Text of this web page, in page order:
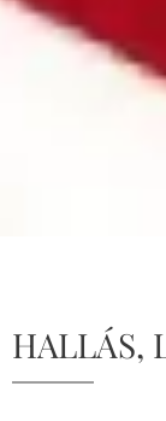
HALLÁS,